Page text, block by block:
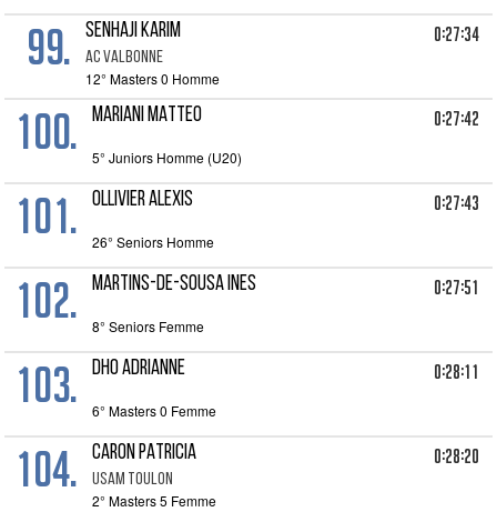
99. SENHAJI KARIM
AC VALBONNE
0:27:34
12° Masters 0 Homme
100. MARIANI MATTEO 0:27:42
5° Juniors Homme (U20)
101. OLLIVIER ALEXIS 0:27:43
26° Seniors Homme
102. MARTINS-DE-SOUSA INES 0:27:51
8° Seniors Femme
103. DHO Adrianne 0:28:11
6° Masters 0 Femme
104. CARON PATRICIA
USAM TOULON
0:28:20
2° Masters 5 Femme